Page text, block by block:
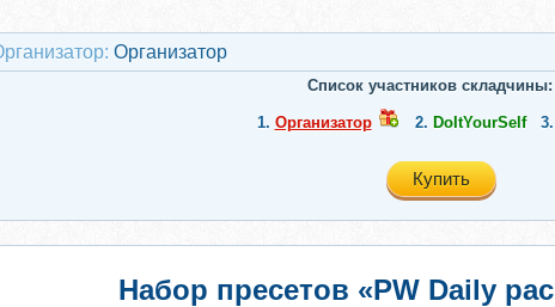
Организатор
Список участников складчины:
1. Организатор 2. DoItYourSelf 3.
Купить
Набор пресетов «PW Daily